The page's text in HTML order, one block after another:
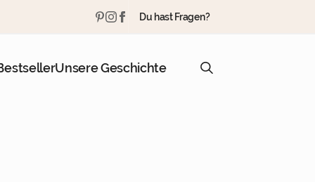
Du hast Fragen?
Unsere Geschichte